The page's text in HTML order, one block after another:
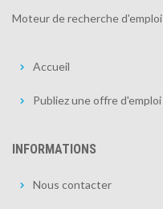
Moteur de recherche d'emploi
Accueil
Publiez une offre d'emploi
INFORMATIONS
Nous contacter